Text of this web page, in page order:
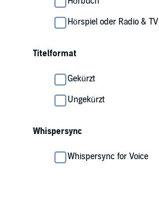
Hörspiel oder Radio & TV
Titelformat
Gekürzt
Ungekürzt
Whispersync
Whispersync for Voice